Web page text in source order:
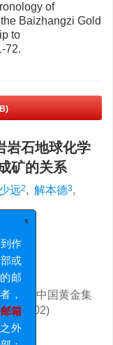
of
Baizhangzi Gold
to
72.
岩石地球化学
矿的关系
远2, 解本德3,
；中国黄金集
到作
部或
的邮
，
邮箱
之外